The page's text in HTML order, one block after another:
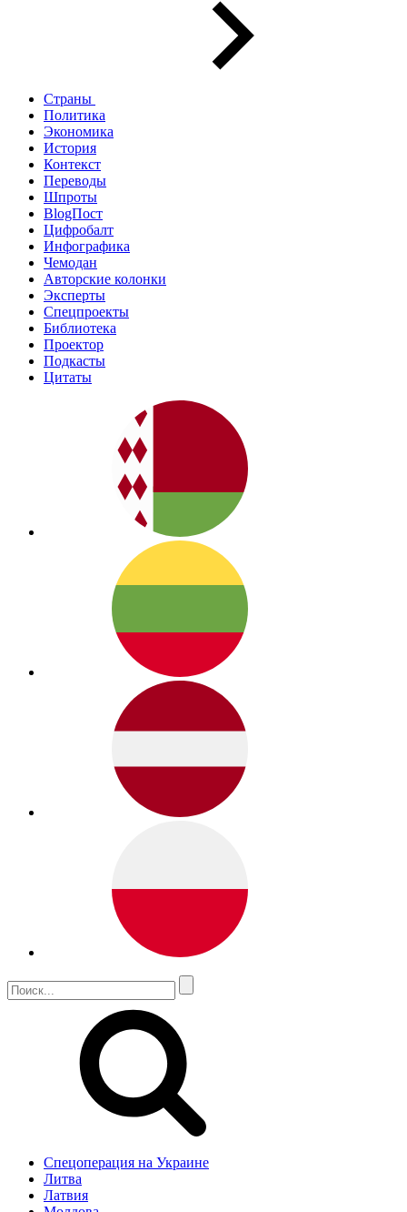
Страны
Политика
Экономика
История
Контекст
Переводы
Шпроты
BlogПост
Цифробалт
Инфографика
Чемодан
Авторские колонки
Эксперты
Спецпроекты
Библиотека
Проектор
Подкасты
Цитаты
Спецоперация на Украине
Литва
Латвия